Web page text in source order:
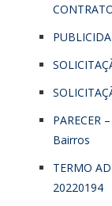
PARECER
Bairros
TERMO
20220194